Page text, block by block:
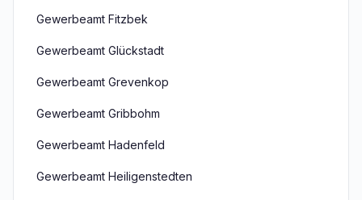
Gewerbeamt Fitzbek
Gewerbeamt Glückstadt
Gewerbeamt Grevenkop
Gewerbeamt Gribbohm
Gewerbeamt Hadenfeld
Gewerbeamt Heiligenstedten